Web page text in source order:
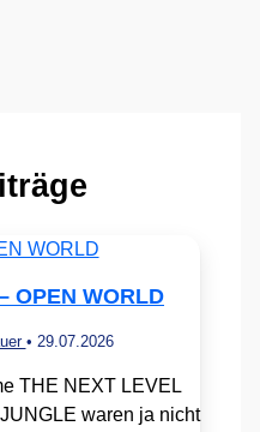
OPEN WORLD
• 29.07.2026
THE NEXT LEVEL
waren ja nicht